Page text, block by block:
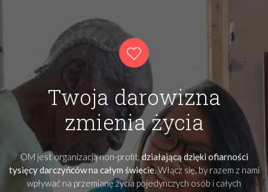
Twoja darowizna
zmienia życia
OM jest organizacją non-profit,działającą dzięki ofiarności
tysięcy darczyńców na całym świecie. Włącz się, by razem z nami
wpływać na przemianę życia pojedynczych osób i całych